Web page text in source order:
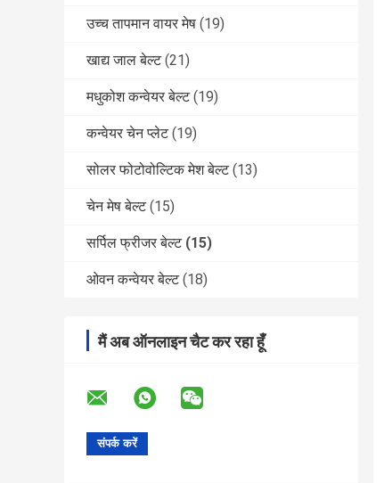
उच्च तापमान वायर मेष (19)
खाद्य जाल बेल्ट (21)
मधुकोश कन्वेयर बेल्ट (19)
कन्वेयर चेन प्लेट (19)
सोलर फोटोवोल्टिक मेश बेल्ट (13)
चेन मेष बेल्ट (15)
सर्पिल फ्रीजर बेल्ट (15)
ओवन कन्वेयर बेल्ट (18)
मैं अब ऑनलाइन चैट कर रहा हूँ